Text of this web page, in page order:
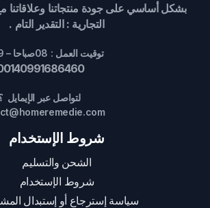
بشكل أساسي على جودة منتجاتنا وعلاقاتنا مع
التجارية : التقدير التام .
توقيت العمل : 08صباحا – 9مساءا
لتواصل عبر الإيمايل
شروط الإستخدام
الشحن والتسليم
شروط الإستخدام
سياسة إسترجاع أو إستبدال